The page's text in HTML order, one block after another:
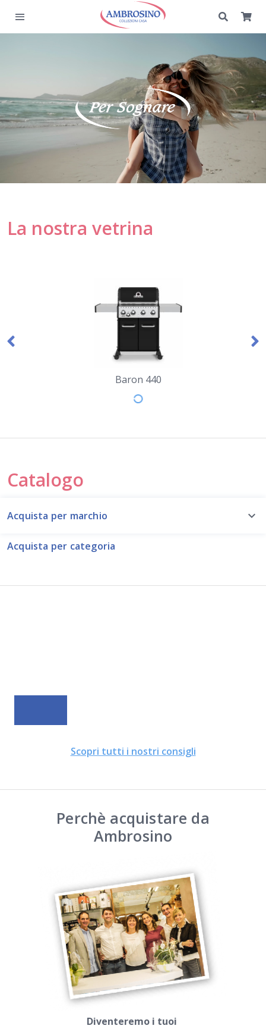
La nostra vetrina
Baron 440
Catalogo
Acquista per marchio
Acquista per categoria
Scopri tutti i nostri consigli
Perchè acquistare da
Ambrosino
Diventeremo i tuoi